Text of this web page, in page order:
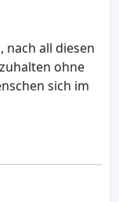
nach all diesen
ohne
sich im